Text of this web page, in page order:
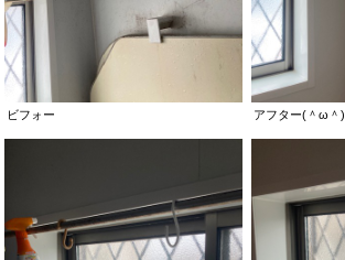
ビフォー アフター(＾ω＾)